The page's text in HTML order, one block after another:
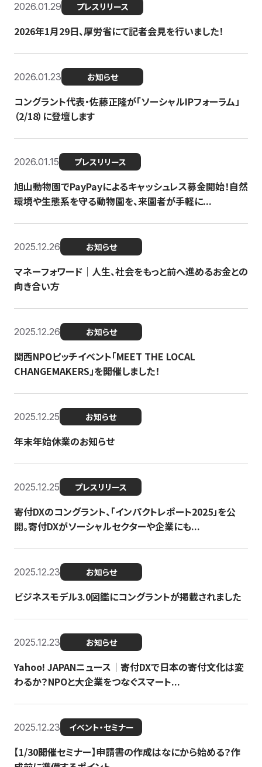
2026.01.29 プレスリリース
2026年1月29日、厚労省にて記者会見を行いました！
2026.01.23 お知らせ
コングラント代表・佐藤正隆が「ソーシャルIPフォーラム」
（2/18）に登壇します
2026.01.15 プレスリリース
旭山動物園でPayPayによるキャッシュレス募金開始！自然
環境や生態系を守る動物園を、来園者が手軽に...
2025.12.26 お知らせ
マネーフォワード｜人生、社会をもっと前へ進めるお金との
向き合い方
2025.12.26 お知らせ
関西NPOピッチイベント「MEET THE LOCAL
CHANGEMAKERS」を開催しました！
2025.12.25 お知らせ
年末年始休業のお知らせ
2025.12.25 プレスリリース
寄付DXのコングラント、「インパクトレポート2025」を公
開。寄付DXがソーシャルセクターや企業にも...
2025.12.23 お知らせ
ビジネスモデル3.0図鑑にコングラントが掲載されました
2025.12.23 お知らせ
Yahoo! JAPANニュース｜寄付DXで日本の寄付文化は変
わるか？NPOと大企業をつなぐスマート...
2025.12.23 イベント・セミナー
【1/30開催セミナー】申請書の作成はなにから始める？作